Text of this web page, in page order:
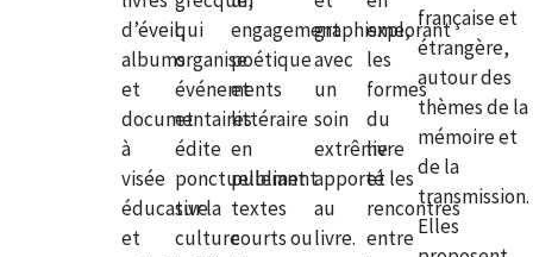
d’éveil,
albums
et
documentaires
à
visée
éducative
et
qui
organise
événements
et
édite
ponctuellement
sur la
culture
engagement
poétique
et
littéraire
en
publiant
textes
courts ou
graphisme,
avec
un
soin
extrême
apporté
au
livre.
explorant
les
formes
du
livre
et les
rencontres
entre
française et
étrangère,
autour des
thèmes de la
mémoire et
de la
transmission.
Elles